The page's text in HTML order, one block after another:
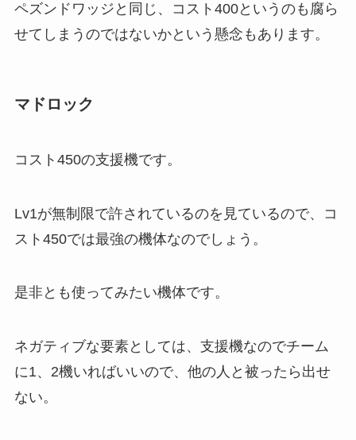
ペズンドワッジと同じ、コスト400というのも腐ら
せてしまうのではないかという懸念もあります。
マドロック
コスト450の支援機です。
Lv1が無制限で許されているのを見ているので、コ
スト450では最強の機体なのでしょう。
是非とも使ってみたい機体です。
ネガティブな要素としては、支援機なのでチーム
に1、2機いればいいので、他の人と被ったら出せ
ない。